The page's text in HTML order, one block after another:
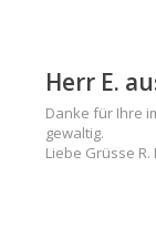
Herr E.
Danke für Ihre
gewaltig.
Liebe Grüsse R.